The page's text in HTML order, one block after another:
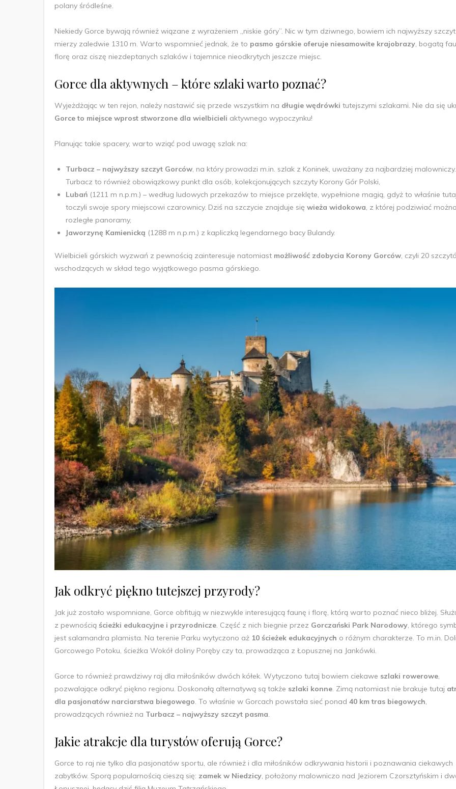
polany śródleśne.
Niekiedy Gorce bywają również wiązane z wyrażeniem „niskie góry”. Nic w tym dziwnego, bowiem ich najwyższy szczyt
mierzy zaledwie 1310 m. Warto wspomnieć jednak, że to pasmo górskie oferuje niesamowite krajobrazy, bogatą
florę oraz ciszę niezdeptanych szlaków i tajemnice nieodkrytych jeszcze miejsc.
Gorce dla aktywnych – które szlaki warto poznać?
Wyjeżdżając w ten rejon, należy nastawić się przede wszystkim na długie wędrówki tutejszymi szlakami. Nie da się
Gorce to miejsce wprost stworzone dla wielbicieli aktywnego wypoczynku!
Planując takie spacery, warto wziąć pod uwagę szlak na:
Turbacz – najwyższy szczyt Gorców, na który prowadzi m.in. szlak z Koninek, uważany za najbardziej malowniczy.
Turbacz to również obowiązkowy punkt dla osób, kolekcjonujących szczyty Korony Gór Polski,
Lubań (1211 m n.p.m.) – według ludowych przekazów to miejsce przeklęte, wypełnione magią, gdyż to właśnie
toczyli swoje spory miejscowi czarownicy. Dziś na szczycie znajduje się wieża widokowa, z której podziwiać można
rozległe panoramy,
Jaworzynę Kamienicką (1288 m n.p.m.) z kapliczką legendarnego bacy Bulandy.
Wielbicieli górskich wyzwań z pewnością zainteresuje natomiast możliwość zdobycia Korony Gorców, czyli 20
wschodzących w skład tego wyjątkowego pasma górskiego.
Jak odkryć piękno tutejszej przyrody?
Jak już zostało wspomniane, Gorce obfitują w niezwykle interesującą faunę i florę, którą warto poznać nieco bliżej.
z pewnością ścieżki edukacyjne i przyrodnicze. Część z nich biegnie przez Gorczański Park Narodowy, którego
jest salamandra plamista. Na terenie Parku wytyczono aż 10 ścieżek edukacyjnych o różnym charakterze. To m.in.
Gorcowego Potoku, ścieżka Wokół doliny Poręby czy ta, prowadząca z Łopusznej na Jankówki.
Gorce to również prawdziwy raj dla miłośników dwóch kółek. Wytyczono tutaj bowiem ciekawe szlaki rowerowe,
pozwalające odkryć piękno regionu. Doskonałą alternatywą są także szlaki konne. Zimą natomiast nie brakuje tutaj
dla pasjonatów narciarstwa biegowego. To właśnie w Gorcach powstała sieć ponad 40 km tras biegowych,
prowadzących również na Turbacz – najwyższy szczyt pasma.
Jakie atrakcje dla turystów oferują Gorce?
Gorce to raj nie tylko dla pasjonatów sportu, ale również i dla miłośników odkrywania historii i poznawania ciekawych
zabytków. Sporą popularnością cieszą się: zamek w Niedzicy, położony malowniczo nad Jeziorem Czorsztyńskim i